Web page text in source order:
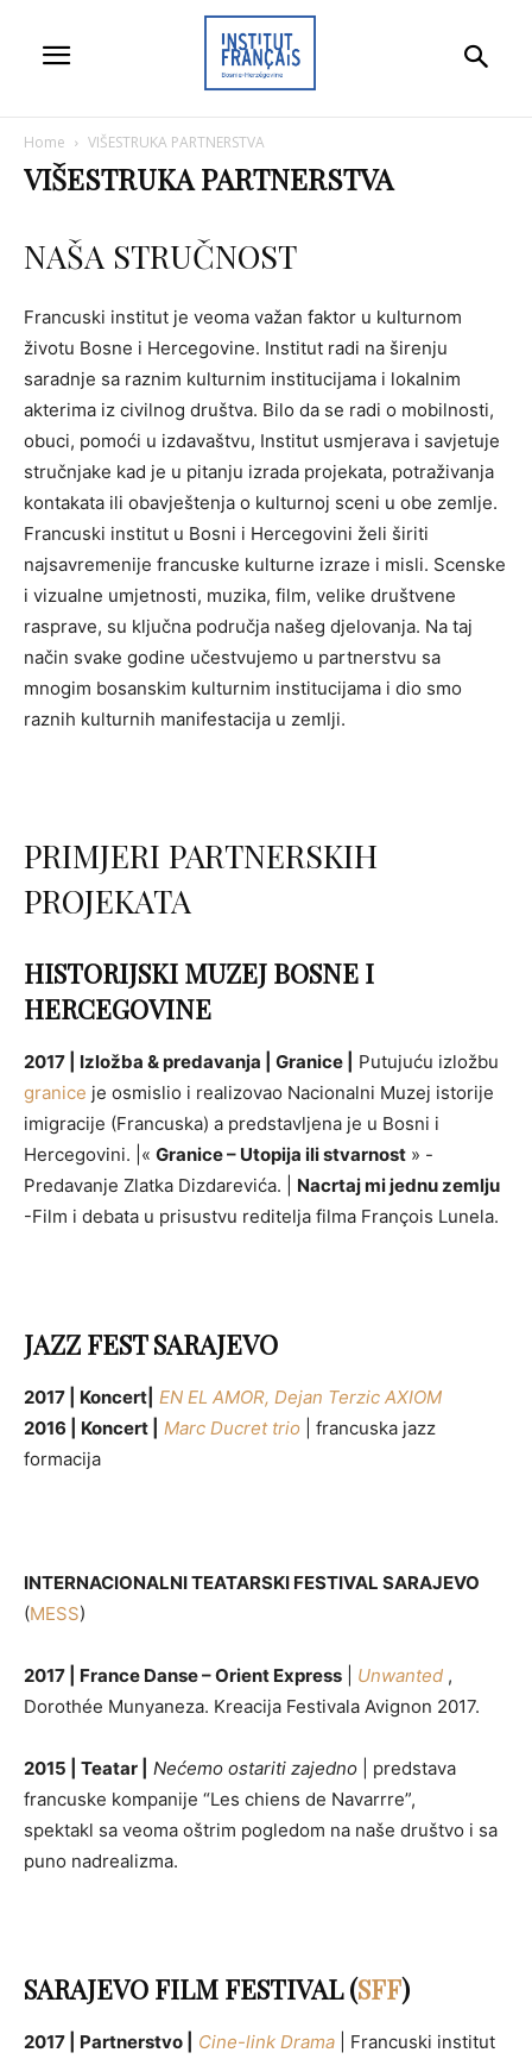
Home VIŠESTRUKA PARTNERSTVA
VIŠESTRUKA PARTNERSTVA
NAŠA STRUČNOST
Francuski institut je veoma važan faktor u kulturnom
životu Bosne i Hercegovine. Institut radi na širenju
saradnje sa raznim kulturnim institucijama i lokalnim
akterima iz civilnog društva. Bilo da se radi o mobilnosti,
obuci, pomoći u izdavaštvu, Institut usmjerava i savjetuje
stručnjake kad je u pitanju izrada projekata, potraživanja
kontakata ili obavještenja o kulturnoj sceni u obe zemlje.
Francuski institut u Bosni i Hercegovini želi širiti
najsavremenije francuske kulturne izraze i misli. Scenske
i vizualne umjetnosti, muzika, film, velike društvene
rasprave, su ključna područja našeg djelovanja. Na taj
način svake godine učestvujemo u partnerstvu sa
mnogim bosanskim kulturnim institucijama i dio smo
raznih kulturnih manifestacija u zemlji.
PRIMJERI PARTNERSKIH
PROJEKATA
HISTORIJSKI MUZEJ BOSNE I
HERCEGOVINE
2017 | Izložba & predavanja | Granice |
Putujuću izložbu
granice je osmislio i realizovao Nacionalni Muzej istorije
imigracije (Francuska) a predstavljena je u Bosni i
Hercegovini. |« Granice – Utopija ili stvarnost » -
Predavanje Zlatka Dizdarevića. | Nacrtaj mi jednu zemlju
-Film i debata u prisustvu reditelja filma François Lunela.
JAZZ FEST SARAJEVO
2017 | Koncert| EN EL AMOR, Dejan Terzic AXIOM
2016 | Koncert |
Marc Ducret trio
| francuska jazz
formacija
INTERNACIONALNI TEATARSKI FESTIVAL SARAJEVO
(MESS)
2017 | France Danse – Orient Express Unwanted ,
Dorothée Munyaneza. Kreacija Festivala Avignon 2017.
2015 | Teatar | Nećemo ostariti zajedno | predstava
francuske kompanije “Les chiens de Navarrre”,
spektakl sa veoma oštrim pogledom na naše društvo i sa
puno nadrealizma.
SARAJEVO FILM FESTIVAL (SFF)
2017 | Partnerstvo | Cine-link Drama
| Francuski institut